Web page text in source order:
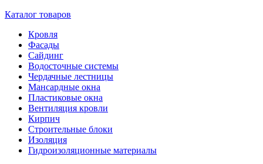
Каталог товаров
Кровля
Фасады
Сайдинг
Водосточные системы
Чердачные лестницы
Мансардные окна
Пластиковые окна
Вентиляция кровли
Кирпич
Строительные блоки
Изоляция
Гидроизоляционные материалы